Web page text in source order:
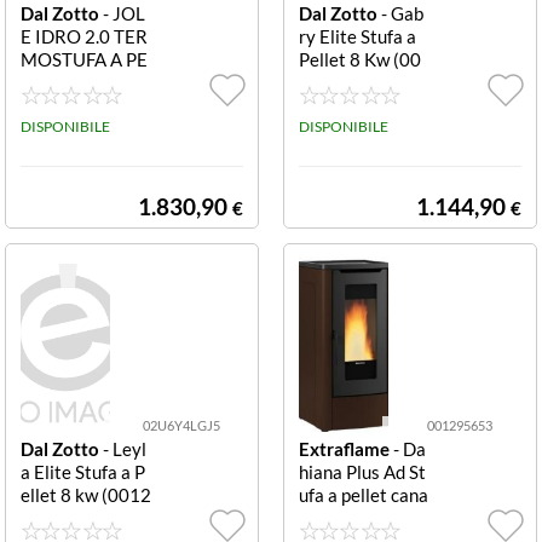
Dal Zotto - JOL
E IDRO 2.0 TER
MOSTUFA A PE
LLET col. (0012
75406) Avorio
DISPONIBILE
1.830,90 €
Dal Zotto - Gab
ry Elite Stufa a
Pellet 8 Kw (00
1281253) Bord
eaux
DISPONIBILE
1.144,90 €
02U6Y4LGJ5
Dal Zotto - Leyl
a Elite Stufa a P
ellet 8 kw (0012
83100) Bordea
001295653
Extraflame- Da
hiana Plus Ad St
ufa a pellet cana
lizzata Bronzo 0